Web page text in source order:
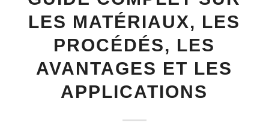
LES MATÉRIAUX, LES
PROCÉDÉS, LES
AVANTAGES ET LES
APPLICATIONS